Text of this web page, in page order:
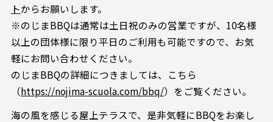
トからお願いします。
※のじまBBQは通常は土日祝のみの営業ですが、10名様
以上の団体様に限り平日のご利用も可能ですので、お気
軽にお問い合わせください。
のじまBBQの詳細につきましては、こちら
（https://nojima-scuola.com/bbq/）をご覧ください。
海の風を感じる屋上テラスで、是非気軽にBBQをお楽し